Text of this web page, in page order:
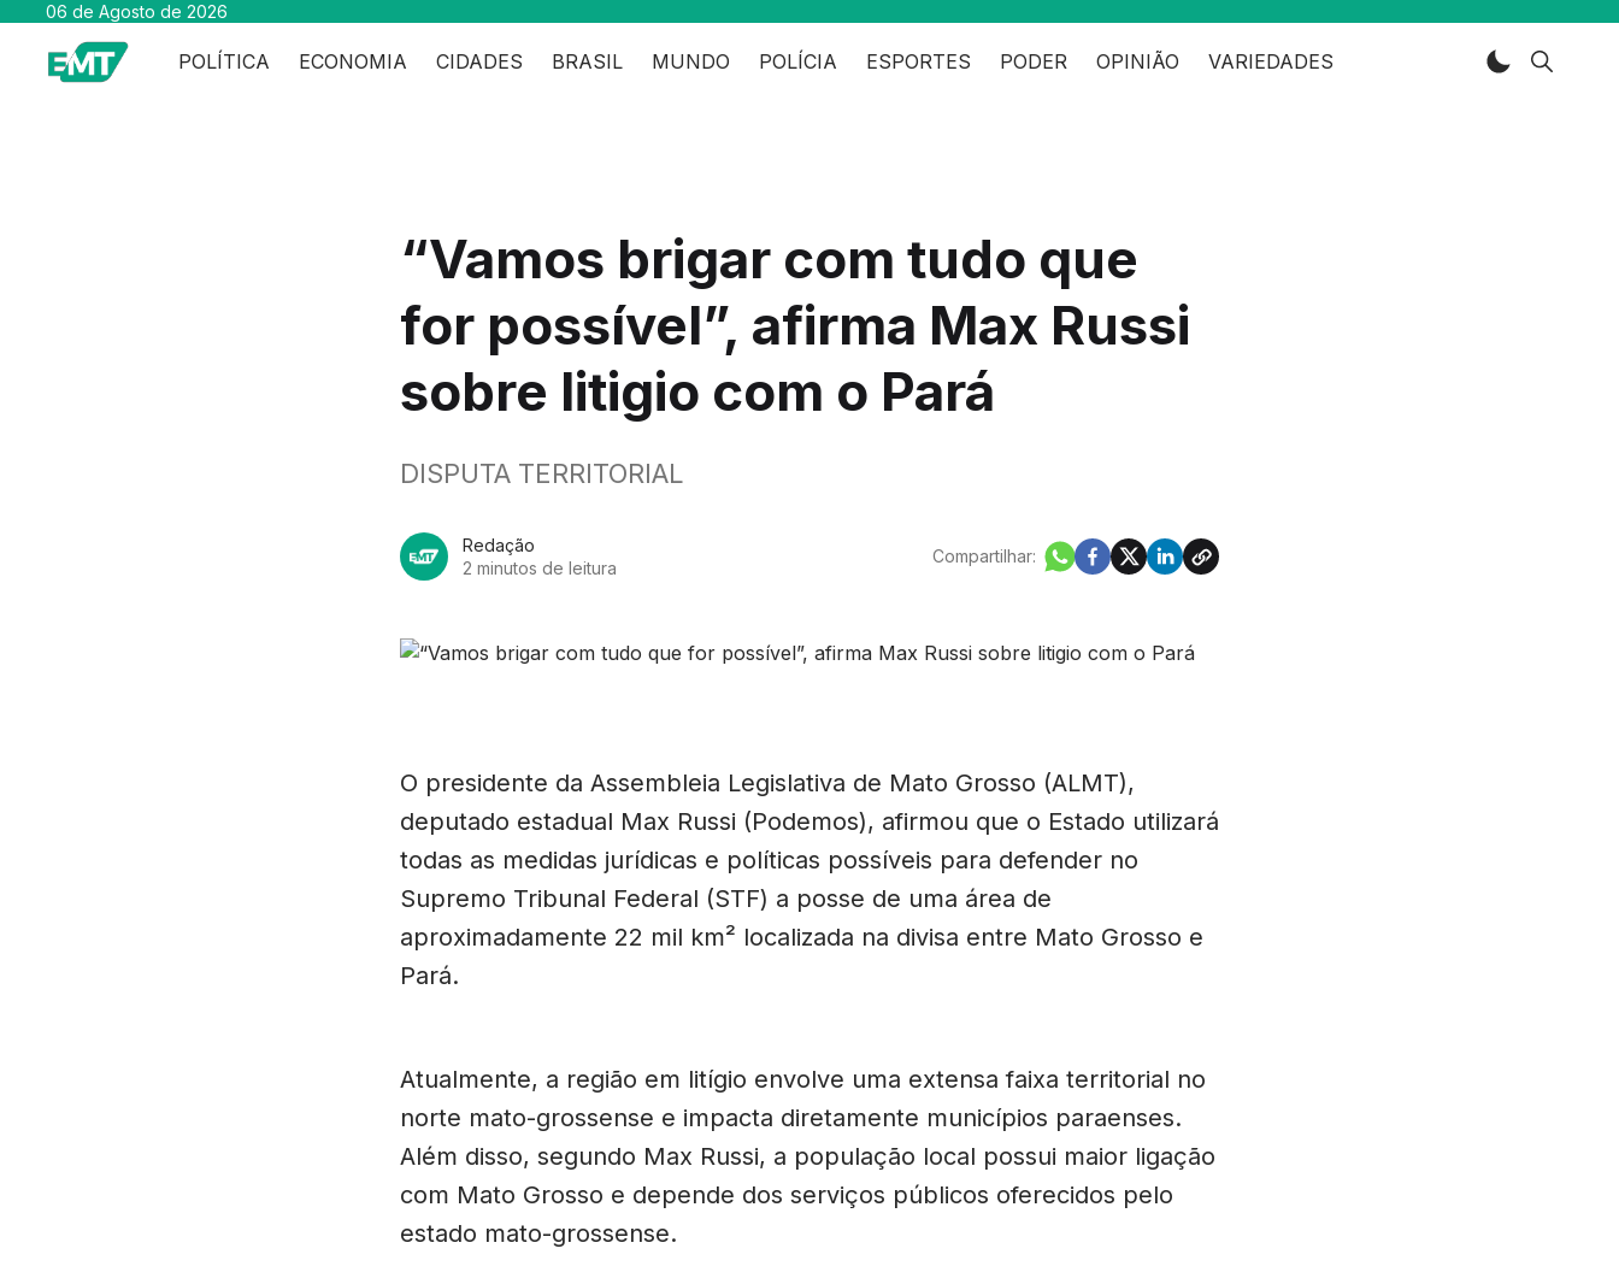
06 de Agosto de 2026
POLÍTICA ECONOMIA CIDADES BRASIL MUNDO POLÍCIA ESPORTES PODER OPINIÃO VARIEDADES
“Vamos brigar com tudo que
for possível”, afirma Max Russi
sobre litigio com o Pará
DISPUTA TERRITORIAL
Redação
2 minutos de leitura
Compartilhar:
O presidente da Assembleia Legislativa de Mato Grosso (ALMT),
deputado estadual Max Russi (Podemos), afirmou que o Estado utilizará
todas as medidas jurídicas e políticas possíveis para defender no
Supremo Tribunal Federal (STF) a posse de uma área de
aproximadamente 22 mil km² localizada na divisa entre Mato Grosso e
Pará.
Atualmente, a região em litígio envolve uma extensa faixa territorial no
norte mato-grossense e impacta diretamente municípios paraenses.
Além disso, segundo Max Russi, a população local possui maior ligação
com Mato Grosso e depende dos serviços públicos oferecidos pelo
estado mato-grossense.